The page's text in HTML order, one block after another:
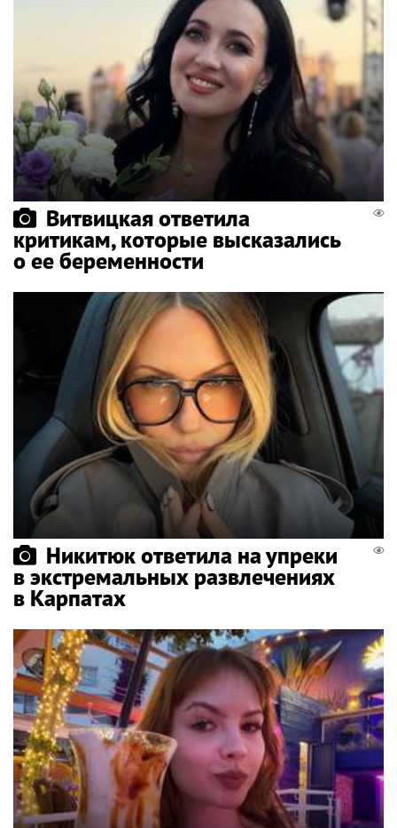
Витвицкая ответила
критикам, которые высказались
о ее беременности
Никитюк ответила на упреки
в экстремальных развлечениях
в Карпатах